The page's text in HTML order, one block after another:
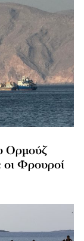
Ορμούζ
οι Φρουροί